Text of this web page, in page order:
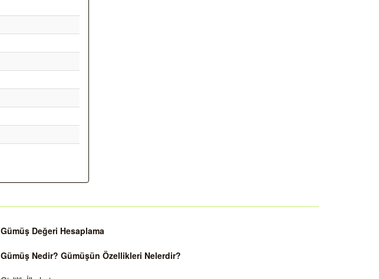
Gümüş Değeri Hesaplama
Gümüş Nedir? Gümüşün Özellikleri Nelerdir?